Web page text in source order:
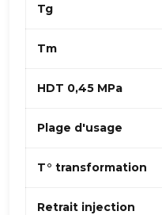
Tg
Tm
HDT 0,45 MPa
Plage d'usage
T° transformation
Retrait injection